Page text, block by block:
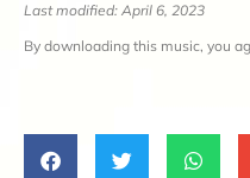
Last modified: April 6, 2023
By downloading this music, you